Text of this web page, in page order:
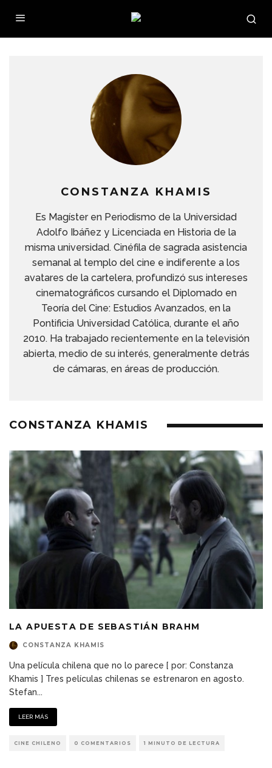
CONSTANZA KHAMIS
Es Magíster en Periodismo de la Universidad
Adolfo Ibáñez y Licenciada en Historia de la
misma universidad. Cinéfila de sagrada asistencia
semanal al templo del cine e indiferente a los
avatares de la cartelera, profundizó sus intereses
cinematográficos cursando el Diplomado en
Teoría del Cine: Estudios Avanzados, en la
Pontificia Universidad Católica, durante el año
2010. Ha trabajado recientemente en la televisión
abierta, medio de su interés, generalmente detrás
de cámaras, en áreas de producción.
CONSTANZA KHAMIS
LA APUESTA DE SEBASTIÁN BRAHM
CONSTANZA KHAMIS
Una película chilena que no lo parece [ por: Constanza
Khamis ] Tres películas chilenas se estrenaron en agosto.
Stefan...
LEER MÁS
CINE CHILENO 0 COMENTARIOS 1 MINUTO DE LECTURA